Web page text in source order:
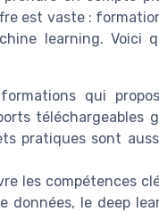
est vaste :
learning. Voici
qui
téléchargeables
pratiques sont
les compétences
données, le deep